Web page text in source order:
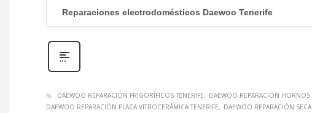
Reparaciones electrodomésticos Daewoo Tenerife
DAEWOO REPARACIÓN FRIGORÍFICOS TENERIFE DAEWOO REPARACIÓN HORNOS
DAEWOO REPARACIÓN PLACA VITROCERÁMICA TENERIFE
DAEWOO REPARACIÓN